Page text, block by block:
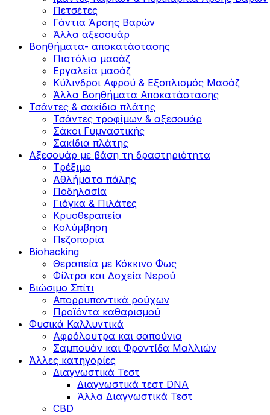
Πετσέτες
Γάντια Άρσης Βαρών
Άλλα αξεσουάρ
Βοηθήματα- αποκατάστασης
Πιστόλια μασάζ
Εργαλεία μασάζ
Κύλινδροι Αφρού & Εξοπλισμός Μασάζ
Άλλα Βοηθήματα Αποκατάστασης
Τσάντες & σακίδια πλάτης
Τσάντες τροφίμων & αξεσουάρ
Σάκοι Γυμναστικής
Σακίδια πλάτης
Αξεσουάρ με βάση τη δραστηριότητα
Tρέξιμο
Αθλήματα πάλης
Ποδηλασία
Γιόγκα & Πιλάτες
Κρυοθεραπεία
Κολύμβηση
Πεζοπορία
Biohacking
Θεραπεία με Κόκκινο Φως
Φίλτρα και Δοχεία Νερού
Βιώσιμο Σπίτι
Απορρυπαντικά ρούχων
Προϊόντα καθαρισμού
Φυσικά Καλλυντικά
Αφρόλουτρα και σαπούνια
Σαμπουάν και Φροντίδα Μαλλιών
Άλλες κατηγορίες
Διαγνωστικά Τεστ
Διαγνωστικά τεστ DNA
Άλλα Διαγνωστικά Τεστ
CBD